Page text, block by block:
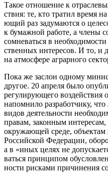
Такое отно­ше­ние к
ствия: те, кто тра­тил вре­мя
ю­щий раз заду­ма­ют­ся о
к бумаж­ной рабо­те, а чле­ны
сомне­вать­ся в
ствен­ных инте­ре­сов. И то, и
на атмо­сфе­ре аграр­но­го
Пока же заслон одно­му
дру­гое. 20 апре­ля было
регу­ли­ру­ю­ще­го
напом­ни­ло раз­ра­бот­чи­ку,
видов дея­тель­но­сти
пра­вам, закон­ным
окру­жа­ю­щей сре­де, объ­ек­там
Рос­сий­ской Феде­ра­ции,
а в «иных целях не
вать­ся прин­ци­пом
но­сти рис­ка­ми при­чи­не­ния